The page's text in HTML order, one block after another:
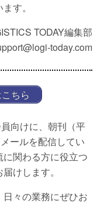
す。
TODAY編集部
today.com
ちら
向けに、朝刊（平
ールを配信してい
関わる方に役立つ
けします。
々の業務にぜひお